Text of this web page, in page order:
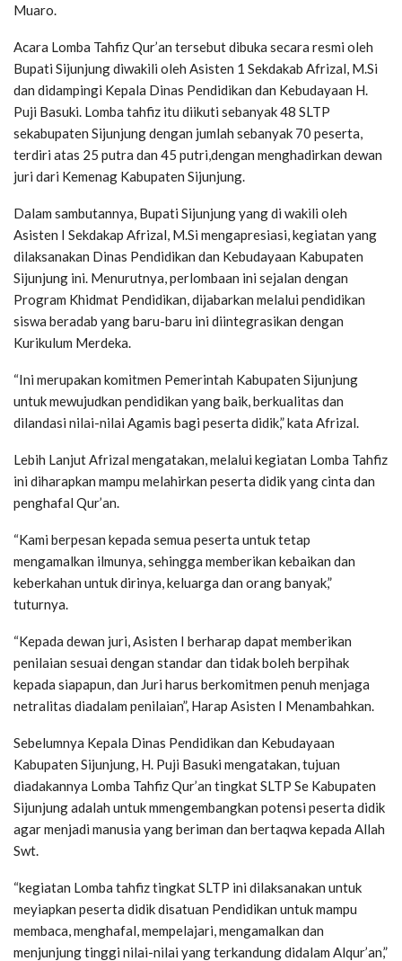
Muaro.
Acara Lomba Tahfiz Qur’an tersebut dibuka secara resmi oleh
Bupati Sijunjung diwakili oleh Asisten 1 Sekdakab Afrizal, M.Si
dan didampingi Kepala Dinas Pendidikan dan Kebudayaan H.
Puji Basuki. Lomba tahfiz itu diikuti sebanyak 48 SLTP
sekabupaten Sijunjung dengan jumlah sebanyak 70 peserta,
terdiri atas 25 putra dan 45 putri,dengan menghadirkan dewan
juri dari Kemenag Kabupaten Sijunjung.
Dalam sambutannya, Bupati Sijunjung yang di wakili oleh
Asisten I Sekdakap Afrizal, M.Si mengapresiasi, kegiatan yang
dilaksanakan Dinas Pendidikan dan Kebudayaan Kabupaten
Sijunjung ini. Menurutnya, perlombaan ini sejalan dengan
Program Khidmat Pendidikan, dijabarkan melalui pendidikan
siswa beradab yang baru-baru ini diintegrasikan dengan
Kurikulum Merdeka.
“Ini merupakan komitmen Pemerintah Kabupaten Sijunjung
untuk mewujudkan pendidikan yang baik, berkualitas dan
dilandasi nilai-nilai Agamis bagi peserta didik,” kata Afrizal.
Lebih Lanjut Afrizal mengatakan, melalui kegiatan Lomba Tahfiz
ini diharapkan mampu melahirkan peserta didik yang cinta dan
penghafal Qur’an.
“Kami berpesan kepada semua peserta untuk tetap
mengamalkan ilmunya, sehingga memberikan kebaikan dan
keberkahan untuk dirinya, keluarga dan orang banyak,”
tuturnya.
“Kepada dewan juri, Asisten I berharap dapat memberikan
penilaian sesuai dengan standar dan tidak boleh berpihak
kepada siapapun, dan Juri harus berkomitmen penuh menjaga
netralitas diadalam penilaian”, Harap Asisten I Menambahkan.
Sebelumnya Kepala Dinas Pendidikan dan Kebudayaan
Kabupaten Sijunjung, H. Puji Basuki mengatakan, tujuan
diadakannya Lomba Tahfiz Qur’an tingkat SLTP Se Kabupaten
Sijunjung adalah untuk mmengembangkan potensi peserta didik
agar menjadi manusia yang beriman dan bertaqwa kepada Allah
Swt.
“kegiatan Lomba tahfiz tingkat SLTP ini dilaksanakan untuk
meyiapkan peserta didik disatuan Pendidikan untuk mampu
membaca, menghafal, mempelajari, mengamalkan dan
menjunjung tinggi nilai-nilai yang terkandung didalam Alqur’an,”